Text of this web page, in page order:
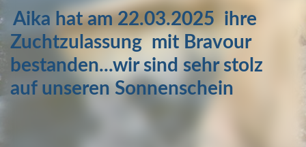
Aika hat am 22.03.2025 ihre
Zuchtzulassung mit Bravour
bestanden...wir sind sehr stolz
auf unseren Sonnenschein